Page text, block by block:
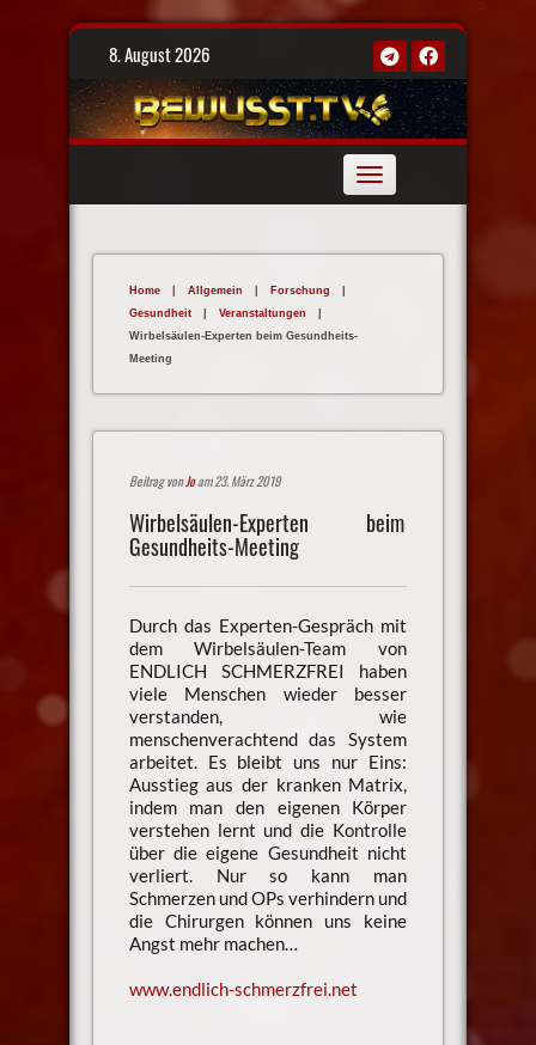
Skip
8. August 2026
Toggle
navigation
Home | Allgemein | Forschung
|
Gesundheit
| Veranstaltungen
|
Wirbelsäulen-Experten beim Gesundheits-
Meeting
Beitrag vonJoam 23. März 2019
Wirbelsäulen-Experten beim
Gesundheits-Meeting
Durch das Experten-Gespräch mit
dem Wirbelsäulen-Team von
ENDLICH SCHMERZFREI haben
viele Menschen wieder besser
verstanden, wie
menschenverachtend das System
arbeitet. Es bleibt uns nur Eins:
Ausstieg aus der kranken Matrix,
indem man den eigenen Körper
verstehen lernt und die Kontrolle
über die eigene Gesundheit nicht
verliert. Nur so kann man
Schmerzen und OPs verhindern und
die Chirurgen können uns keine
Angst mehr machen…
www.endlich-schmerzfrei.net